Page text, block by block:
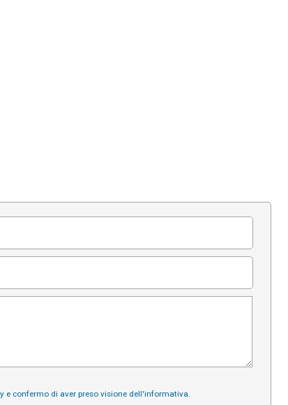
confermo di aver preso visione dell'informativa.